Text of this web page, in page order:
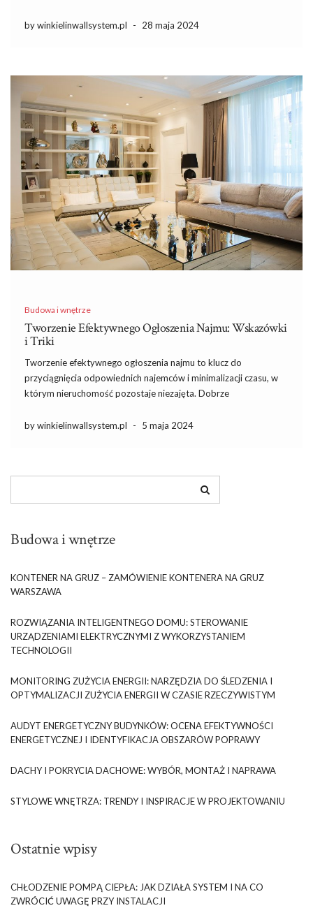
fundamentów budynek może ulec uszkodzeniu, co wiąże się z
by winkielinwallsystem.pl - 28 maja 2024
Budowa i wnętrze
Tworzenie Efektywnego Ogłoszenia Najmu: Wskazówki
i Triki
Tworzenie efektywnego ogłoszenia najmu to klucz do
przyciągnięcia odpowiednich najemców i minimalizacji czasu, w
którym nieruchomość pozostaje niezajęta. Dobrze
również przyciąga uwagę osób poszukujących mieszkania,
by winkielinwallsystem.pl - 5 maja 2024
Budowa i wnętrze
KONTENER NA GRUZ – ZAMÓWIENIE KONTENERA NA GRUZ
WARSZAWA
ROZWIĄZANIA INTELIGENTNEGO DOMU: STEROWANIE
URZĄDZENIAMI ELEKTRYCZNYMI Z WYKORZYSTANIEM
TECHNOLOGII
MONITORING ZUŻYCIA ENERGII: NARZĘDZIA DO ŚLEDZENIA I
OPTYMALIZACJI ZUŻYCIA ENERGII W CZASIE RZECZYWISTYM
AUDYT ENERGETYCZNY BUDYNKÓW: OCENA EFEKTYWNOŚCI
ENERGETYCZNEJ I IDENTYFIKACJA OBSZARÓW POPRAWY
DACHY I POKRYCIA DACHOWE: WYBÓR, MONTAŻ I NAPRAWA
STYLOWE WNĘTRZA: TRENDY I INSPIRACJE W PROJEKTOWANIU
Ostatnie wpisy
CHŁODZENIE POMPĄ CIEPŁA: JAK DZIAŁA SYSTEM I NA CO
ZWRÓCIĆ UWAGĘ PRZY INSTALACJI